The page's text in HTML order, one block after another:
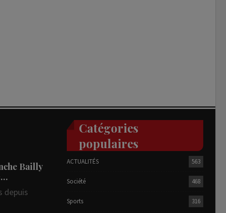
Bailly
depuis
Catégories
populaires
ACTUALITÉS 563
Société 468
Sports 316